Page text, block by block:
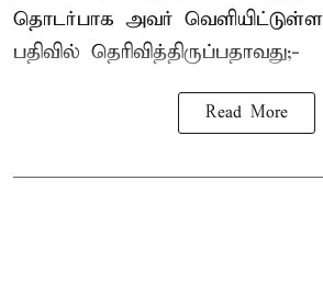
தொடர்பாக அவர்
பதிவில் தெரிவித்திருப்பதாவது;-
Read More